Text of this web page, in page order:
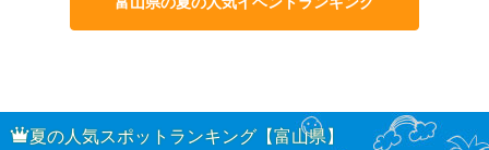
夏の人気スポットランキング【富山県】